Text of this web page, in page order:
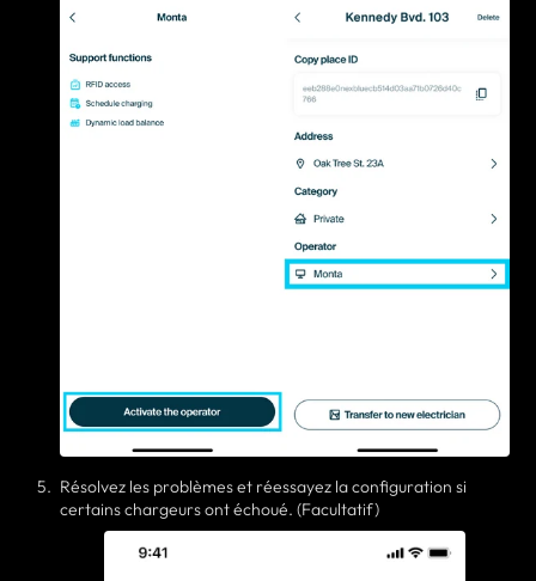
Résolvez les problèmes et réessayez la configuration si
certains chargeurs ont échoué. (Facultatif)